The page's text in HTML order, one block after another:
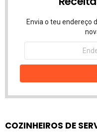
Envia o teu endereço
Endereço
email
COZINHEIROS DE